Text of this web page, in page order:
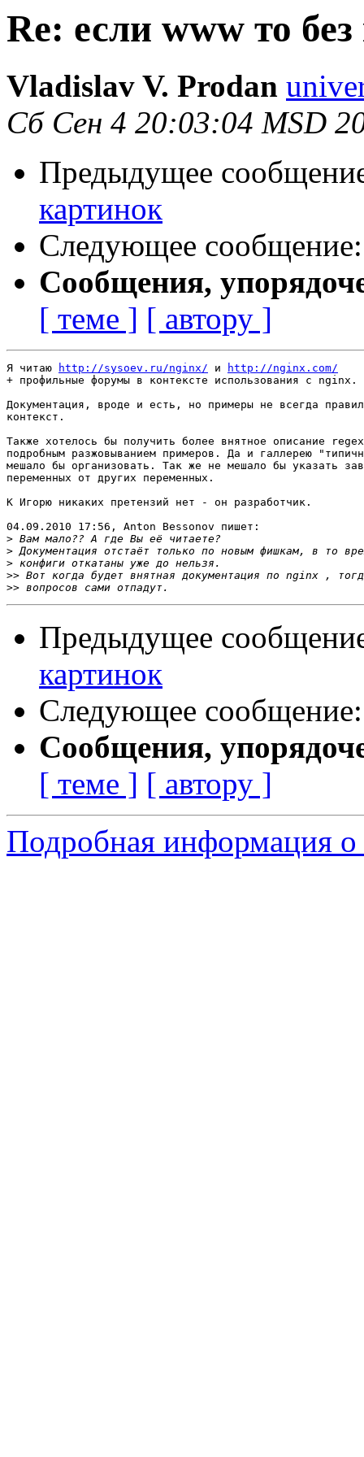
Re: если www то
Vladislav V. Prodan
Сб Сен 4 20:03:04 MSD
Предыдущее
картинок
Следующее
Сообщения,
[ теме ] [ автору ]
Я читаю http://sysoev.ru/nginx/ и
http://nginx.com/
+ профильные форумы в контексте использования с nginx.
Документация, вроде и есть, но примеры не всегда
контекст.
Также хотелось бы получить более внятное описание
подробным разжовыванием примеров. Да и галлерею
мешало бы организовать. Так же не мешало бы указать
переменных от других переменных.
К Игорю никаких претензий нет - он разработчик.
04.09.2010 17:56, Anton Bessonov пишет:
>
>
>
>>
>>
Предыдущее
картинок
Следующее
Сообщения,
[ теме ] [ автору ]
Подробная информация